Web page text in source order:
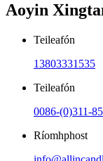
Aoyin
Teileafón
13803331535
Teileafón
0086-(0)311-
Ríomhphost